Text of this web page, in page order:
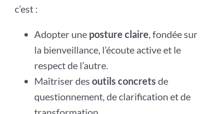
c’est :
Adopter une posture claire, fondée sur
la bienveillance, l’écoute active et le
respect de l’autre.
Maîtriser des outils concrets de
questionnement, de clarification et de